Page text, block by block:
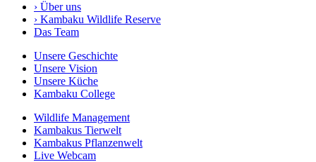
› Über uns
› Kambaku Wildlife Reserve
Das Team
Unsere Geschichte
Unsere Vision
Unsere Küche
Kambaku College
Wildlife Management
Kambakus Tierwelt
Kambakus Pflanzenwelt
Live Webcam